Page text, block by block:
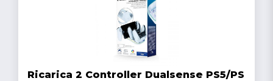
Ricarica 2 Controller Dualsense PS5/PS